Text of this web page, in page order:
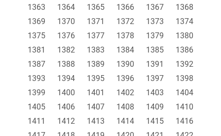
1363
1364 1365 1366 1367
1368
1369
1370 1371 1372 1373
1374
1375
1376 1377 1378 1379
1380
1381
1382 1383 1384 1385
1386
1387
1388 1389 1390 1391
1392
1393
1394 1395 1396 1397
1398
1399
1400 1401 1402 1403
1404
1405
1406 1407 1408 1409
1410
1411
1412 1413 1414 1415
1416